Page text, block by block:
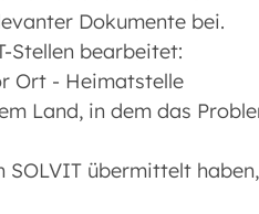
Dokumente bei.
Stellen bearbeitet:
Ort - Heimatstelle
Land, in dem das
SOLVIT übermittelt